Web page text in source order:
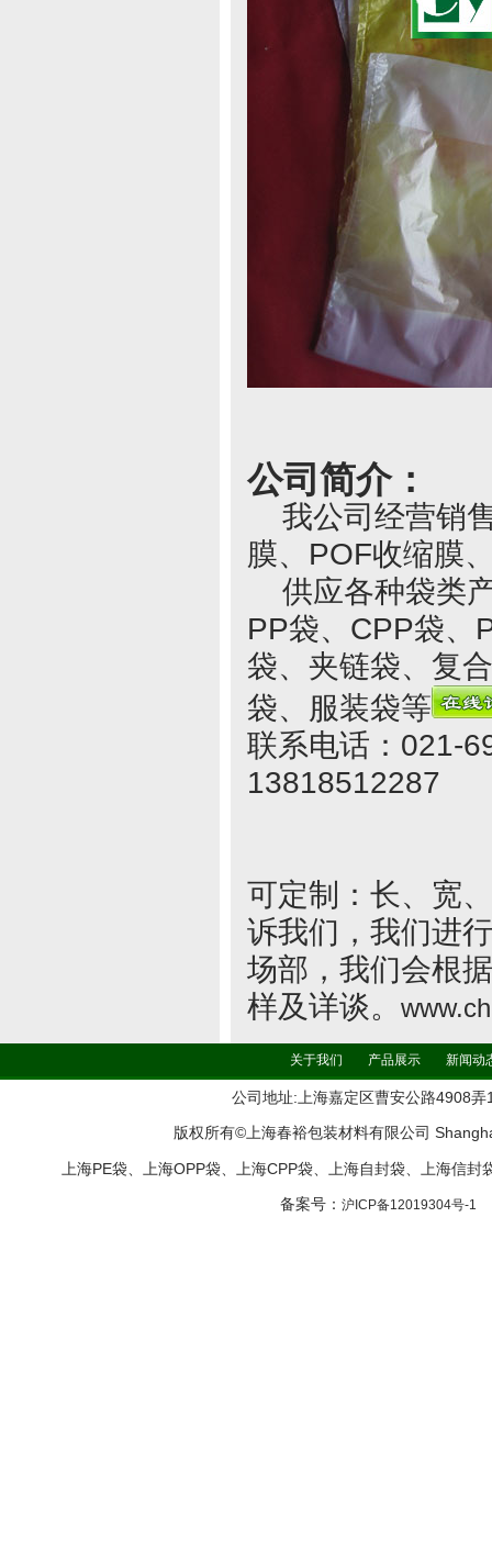
公司简介：
我公司经营销
膜、POF收缩膜
供应各种袋类
PP袋、CPP袋、
袋、夹链袋、复
袋、服装袋等
联系电话：021-
13818512287
可定制：长、宽
诉我们，我们进
场部，我们会根
样及详谈。
关于我们 产品展示 新闻动
公司地址:上海嘉定区曹安公路4908
版权所有©上海春裕包装材料有限公司
上海PE袋、上海OPP袋、上海CPP袋、上海自封袋、上海信
备案号： 沪ICP备12019304号-1